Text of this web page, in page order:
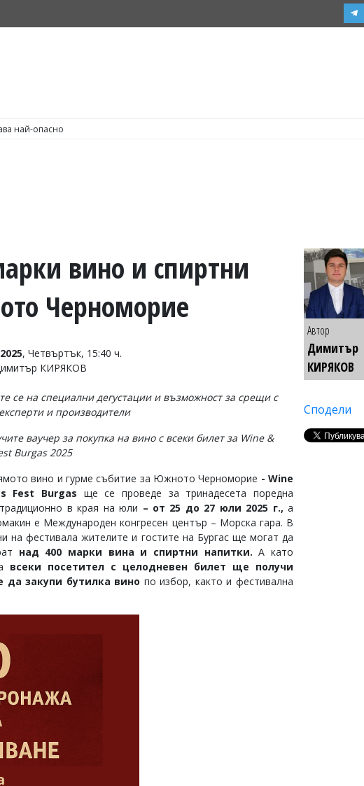
пушене на цигари
вино и спиртни
Черноморие
, Четвъртък, 15:40 ч.
КИРЯКОВ
се на специални дегустации и възможност за срещи с
и производители
ваучер за покупка на вино с всеки билет за Wine &
Burgas 2025
вино и гурме събитие за Южното Черноморие - Wine
Fest Burgas ще се проведе за тринадесета поредна
в края на юли – от 25 до 27 юли 2025 г., а
е Международен конгресен център – Морска гара. В
на фестивала жителите и гостите на Бургас ще могат да
над 400 марки вина и спиртни напитки. А като
всеки посетител с целодневен билет ще получи
да закупи бутилка вино по избор, както и фестивална
Автор
Димитър
КИРЯКОВ
Сподели